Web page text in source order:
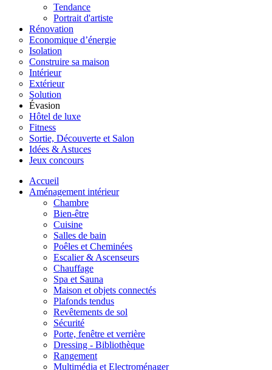
Tendance
Portrait d'artiste
Rénovation
Economique d’énergie
Isolation
Construire sa maison
Intérieur
Extérieur
Solution
Évasion
Hôtel de luxe
Fitness
Sortie, Découverte et Salon
Idées & Astuces
Jeux concours
Accueil
Aménagement intérieur
Chambre
Bien-être
Cuisine
Salles de bain
Poêles et Cheminées
Escalier & Ascenseurs
Chauffage
Spa et Sauna
Maison et objets connectés
Plafonds tendus
Revêtements de sol
Sécurité
Porte, fenêtre et verrière
Dressing - Bibliothèque
Rangement
Multimédia et Electroménager